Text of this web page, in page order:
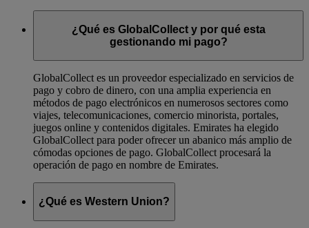
¿Qué es GlobalCollect y por qué esta
gestionando mi pago?
GlobalCollect es un proveedor especializado en servicios de
pago y cobro de dinero, con una amplia experiencia en
métodos de pago electrónicos en numerosos sectores como
viajes, telecomunicaciones, comercio minorista, portales,
juegos online y contenidos digitales. Emirates ha elegido
GlobalCollect para poder ofrecer un abanico más amplio de
cómodas opciones de pago. GlobalCollect procesará la
operación de pago en nombre de Emirates.
¿Qué es Western Union?